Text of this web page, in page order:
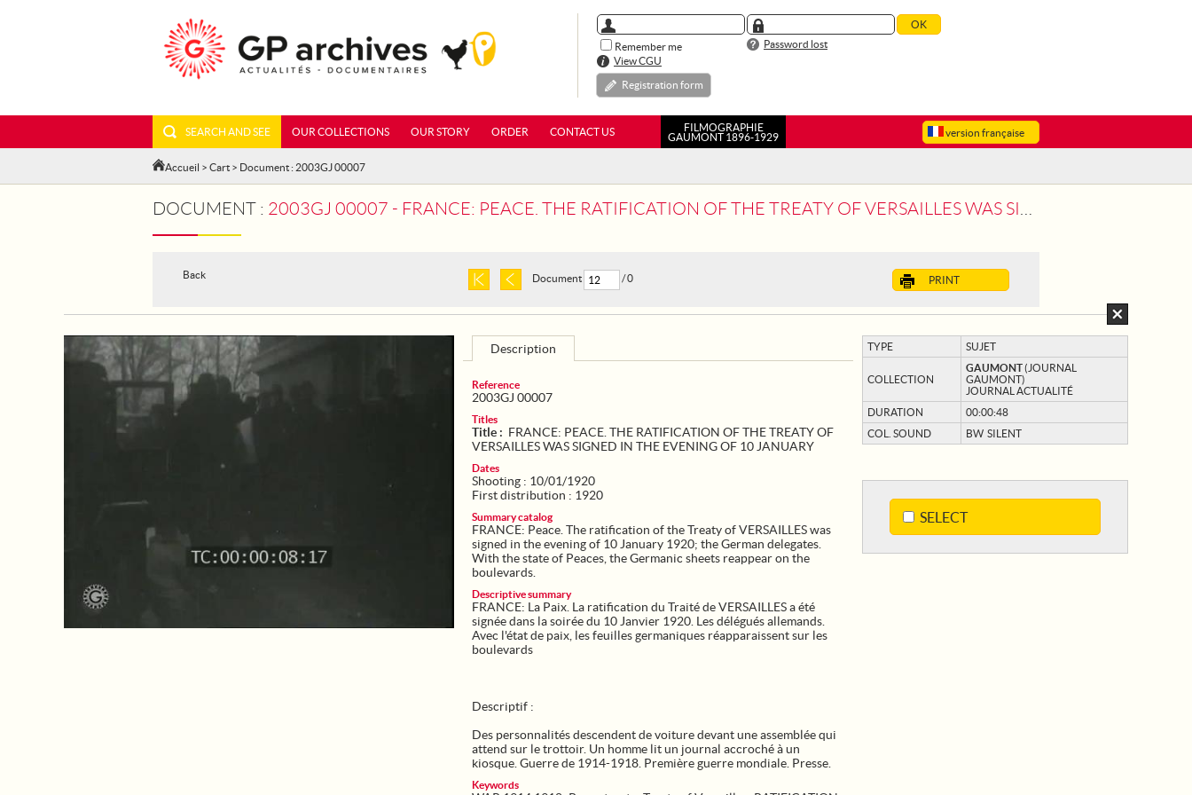
Remember me
Password lost
View CGU
Registration form
version française
SEARCH AND SEE OUR COLLECTIONS OUR STORY ORDER CONTACT US
FILMOGRAPHIE
GAUMONT 1896-1929
Accueil > Cart > Document : 2003GJ 00007
DOCUMENT : 2003GJ 00007 - FRANCE: PEACE. THE RATIFICATION OF THE TREATY OF VERSAILLES WAS SIGNED IN THE EVENING OF 10 JANUARY
Back PRINT
Document / 0
TYPE SUJET
COLLECTION
GAUMONT(JOURNAL
GAUMONT)
JOURNAL ACTUALITÉ
DURATION
00:00:48
COL. SOUND
BW SILENT
SELECT
Description
Reference
2003GJ 00007
Titles
Title : FRANCE: PEACE. THE RATIFICATION OF THE TREATY OF
VERSAILLES WAS SIGNED IN THE EVENING OF 10 JANUARY
Dates
Shooting : 10/01/1920
First distribution : 1920
Summary catalog
FRANCE: Peace. The ratification of the Treaty of VERSAILLES was
signed in the evening of 10 January 1920; the German delegates.
With the state of Peaces, the Germanic sheets reappear on the
boulevards.
Descriptive summary
FRANCE: La Paix. La ratification du Traité de VERSAILLES a été
signée dans la soirée du 10 Janvier 1920. Les délégués allemands.
Avec l'état de paix, les feuilles germaniques réapparaissent sur les
boulevards
Descriptif :
Des personnalités descendent de voiture devant une assemblée qui
attend sur le trottoir. Un homme lit un journal accroché à un
kiosque. Guerre de 1914-1918. Première guerre mondiale. Presse.
Keywords